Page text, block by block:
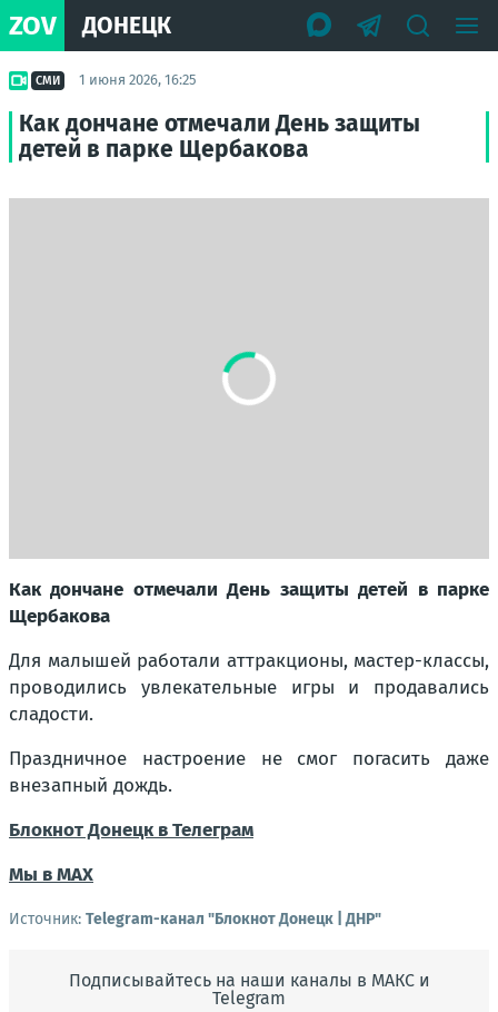
ZOV ДОНЕЦК
СМИ 1 июня 2026, 16:25
Как дончане отмечали День защиты
детей в парке Щербакова
Как дончане отмечали День защиты детей в парке
Щербакова
Для малышей работали аттракционы, мастер-классы,
проводились увлекательные игры и продавались
сладости.
Праздничное настроение не смог погасить даже
внезапный дождь.
Блокнот Донецк в Телеграм
Мы в МАХ
Источник: Telegram-канал "Блокнот Донецк | ДНР"
Подписывайтесь на наши каналы в МАКС и
Telegram